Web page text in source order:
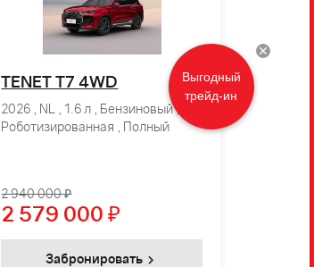
TENET T7 4WD
2026 , NL , 1.6 л , Бензиновый ,
Роботизированная , Полный
2 940 000 ₽
2 579 000 ₽
Забронировать
Выгодный
трейд-ин